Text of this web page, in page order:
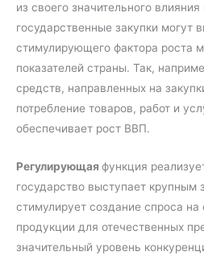
из своего значительного
государственные закупки могут
стимулирующего фактора роста
показателей страны. Так,
средств, направленных на
потребление товаров, работ и
обеспечивает рост ВВП.
Регулирующая функция
государство выступает крупным
стимулирует создание спроса на
продукции для отечественных
значительный уровень